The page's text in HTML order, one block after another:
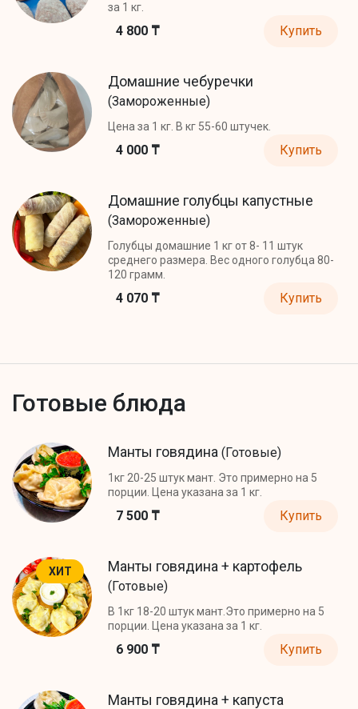
за 1 кг.
4 800 ₸ Купить
Домашние чебуречки
(Замороженные)
Цена за 1 кг. В кг 55-60 штучек.
4 000 ₸ Купить
Домашние голубцы капустные
(Замороженные)
Голубцы домашние 1 кг от 8- 11 штук
среднего размера. Вес одного голубца 80-
120 грамм.
4 070 ₸ Купить
Готовые блюда
Манты говядина (Готовые)
1кг 20-25 штук мант. Это примерно на 5
порции. Цена указана за 1 кг.
7 500 ₸ Купить
ХИТ Манты говядина + картофель
(Готовые)
В 1кг 18-20 штук мант.Это примерно на 5
порции. Цена указана за 1 кг.
6 900 ₸ Купить
Манты говядина + капуста